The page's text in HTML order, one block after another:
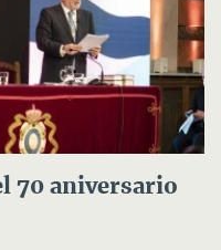
70 aniversario